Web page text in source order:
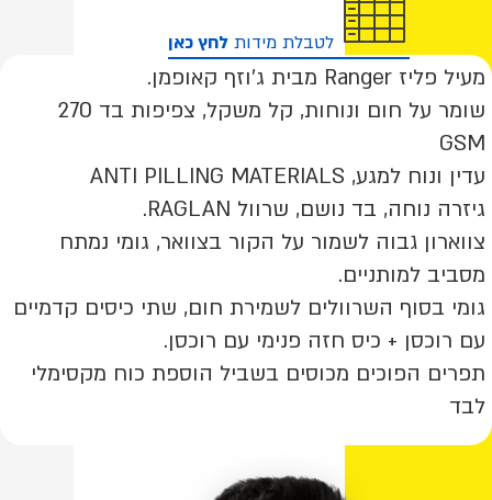
לאורך
זמן
וקל
משקל!
לטבלת מידות לחץ כאן
מעיל פליז Ranger מבית ג’וזף קאופמן.
שומר על חום ונוחות, קל משקל, צפיפות בד 270
GSM
עדין ונוח למגע, ANTI PILLING MATERIALS
גיזרה נוחה, בד נושם, שרוול RAGLAN.
צווארון גבוה לשמור על הקור בצוואר, גומי נמתח
מסביב למותניים.
גומי בסוף השרוולים לשמירת חום, שתי כיסים קדמיים
עם רוכסן + כיס חזה פנימי עם רוכסן.
תפרים הפוכים מכוסים בשביל הוספת כוח מקסימלי
לבד